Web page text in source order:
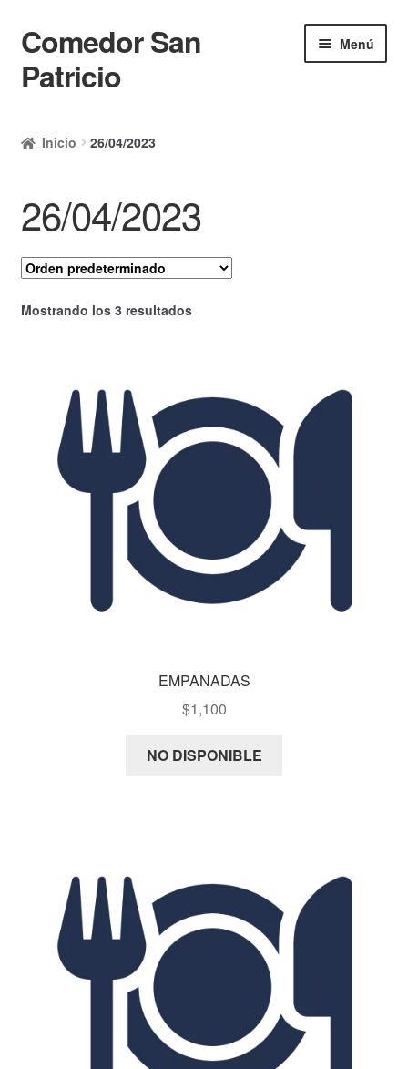
Ir
a
la
Ir
al
contenido
Comedor San
Patricio
Menú
Calendario
Mi cuenta
Ayuda Rapida
Finalizar compra
Inicio 26/04/2023
26/04/2023
Mostrando los 3 resultados
EMPANADAS
$1,100
NO DISPONIBLE